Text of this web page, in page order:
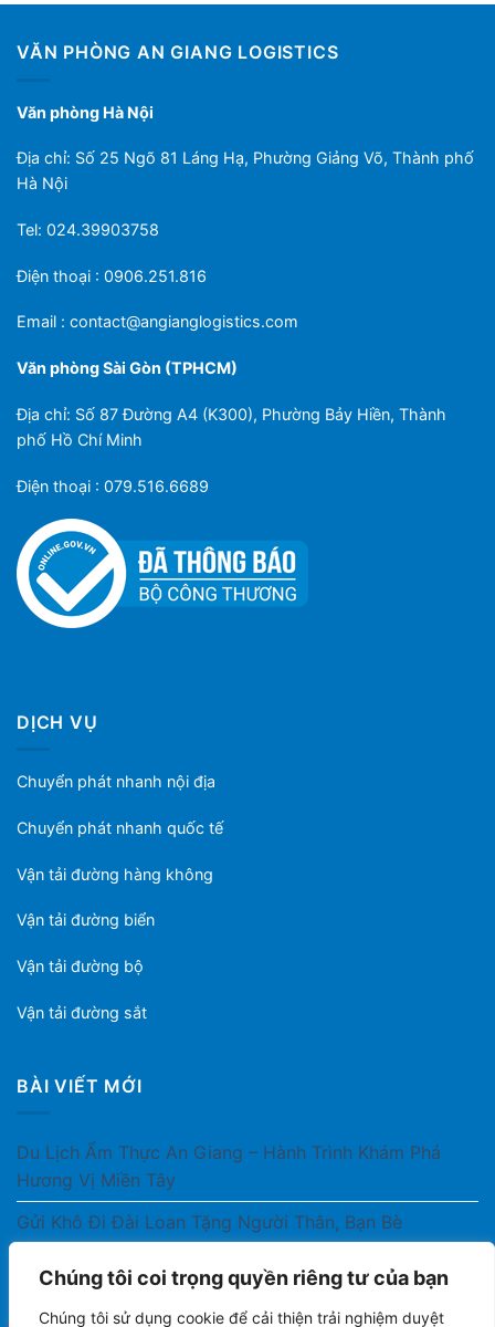
Chúng tôi coi trọng quyền riêng tư của bạn
Chúng tôi sử dụng cookie để cải thiện trải nghiệm duyệt
VĂN PHÒNG AN GIANG LOGISTICS
Văn phòng Hà Nội
Địa chỉ: Số 25 Ngõ 81 Láng Hạ, Phường Giảng Võ, Thành phố
Hà Nội
Tel: 024.39903758
Điện thoại : 0906.251.816
Email : contact@angianglogistics.com
Văn phòng Sài Gòn (TPHCM)
Địa chỉ: Số 87 Đường A4 (K300), Phường Bảy Hiền, Thành
phố Hồ Chí Minh
Điện thoại : 079.516.6689
DỊCH VỤ
Chuyển phát nhanh nội địa
Chuyển phát nhanh quốc tế
Vận tải đường hàng không
Vận tải đường biển
Vận tải đường bộ
Vận tải đường sắt
BÀI VIẾT MỚI
Du Lịch Ẩm Thực An Giang – Hành Trình Khám Phá
Hương Vị Miền Tây
Gửi Khô Đi Đài Loan Tặng Người Thân, Bạn Bè
Gửi Thuốc Cho Người Thân Ở Nước Ngoài Có Được
Không?